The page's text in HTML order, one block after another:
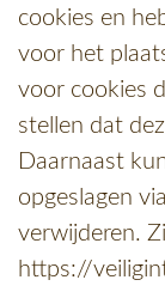
cookies en
voor het
voor cookies
stellen dat
Daarnaast
opgeslagen
verwijderen.
https://